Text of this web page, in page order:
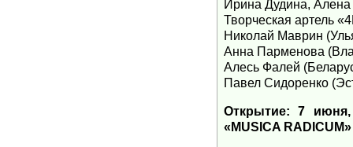
Ирина Дудина,
Творческая артель
Николай Маврин
Анна Парменова
Алесь Фалей
Павел Сидоренко
Открытие: 7
«MUSICA RADICUM»